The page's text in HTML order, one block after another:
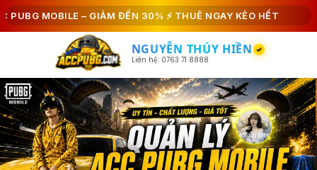
MOBILE – GIẢM ĐẾN 30% ⚡ THUÊ NGAY KẺO HẾT
NGUYỄN THÚY HIỀN
Liên hệ: 0763 71 8888
#27765
#21030
#79449
#71425